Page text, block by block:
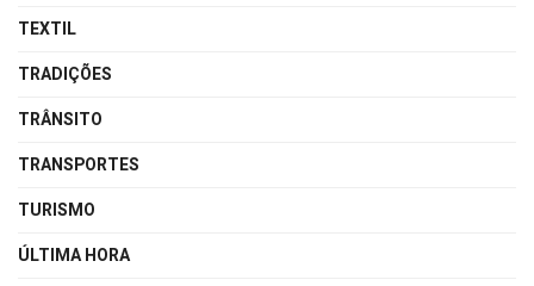
TEXTIL
TRADIÇÕES
TRÂNSITO
TRANSPORTES
TURISMO
ÚLTIMA HORA